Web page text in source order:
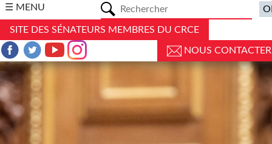
☰ MENU
SITE DES SÉNATEURS MEMBRES DU CRCE
NOUS CONTACTER